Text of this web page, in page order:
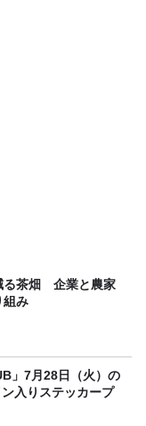
る茶畑 企業と農家
組み
」7月28日（火）の
入りステッカープ